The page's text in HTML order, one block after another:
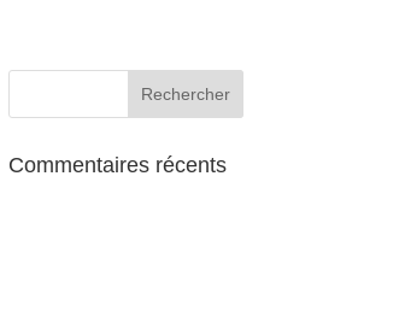
Commentaires récents